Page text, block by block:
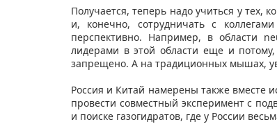
Получается, теперь надо учиться у тех,
и, конечно, сотрудничать с
перспективно. Например, в области
лидерами в этой области еще и
запрещено. А на традиционных мышах,
Россия и Китай намерены также вместе
провести совместный эксперимент с
и поиске газогидратов, где у России